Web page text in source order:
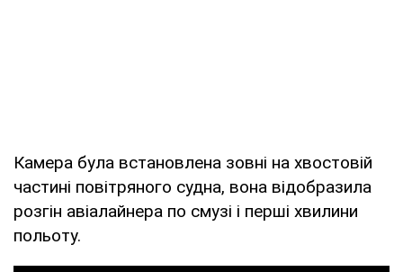
Камера була встановлена ​​зовні на хвостовій
частині повітряного судна, вона відобразила
розгін авіалайнера по смузі і перші хвилини
польоту.